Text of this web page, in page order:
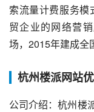
索流量计费服务
贸企业的网络营
场，2015年建成全
杭州楼派网站优
公司介绍：杭州楼